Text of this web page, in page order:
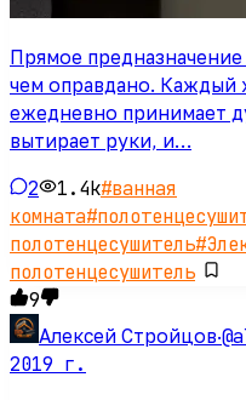
Прямое
чем оправдано. Каждый
ежедневно принимает
вытирает руки, и…
2 1.4k#ванная
комната#
полотенцесушитель#
полотенцесушитель
9
Алексей Стройцов·
2019 г.